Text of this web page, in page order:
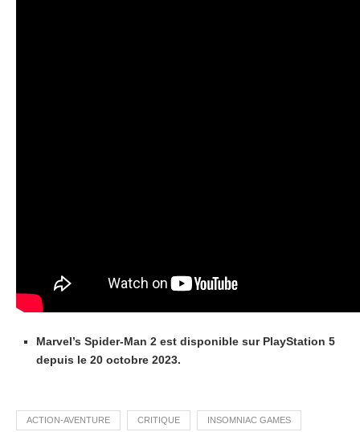
Marvel’s Spider-Man 2 est disponible sur PlayStation 5
depuis le 20 octobre 2023.
ACTION-AVENTURE CRITIQUE INSOMNIAC GAMES